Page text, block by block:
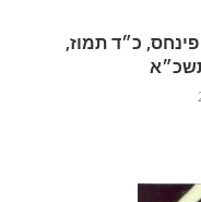
כ״ד תמוז,